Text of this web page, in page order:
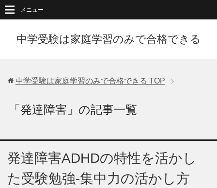
中学受験は家庭学習のみで合格できる
メニュー
中学受験は家庭学習のみで合格できる TOP
「発達障害」の記事一覧
発達障害ADHDの特性を活かし
た受験勉強-集中力の活かし方